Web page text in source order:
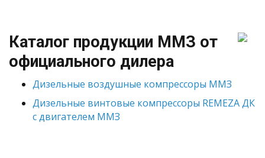
Каталог продукции ММЗ от
официального дилера
Дизельные воздушные компрессоры ММЗ
Дизельные винтовые компрессоры REMEZA ДК
с двигателем ММЗ